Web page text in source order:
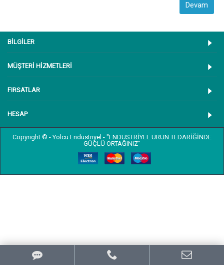
Devam
BİLGİLER
MÜŞTERİ HİZMETLERİ
FIRSATLAR
HESAP
Copyright © - Yolcu Endüstriyel - "ENDÜSTRİYEL ÜRÜN TEDARİĞİNDE
GÜÇLÜ ORTAĞINIZ"